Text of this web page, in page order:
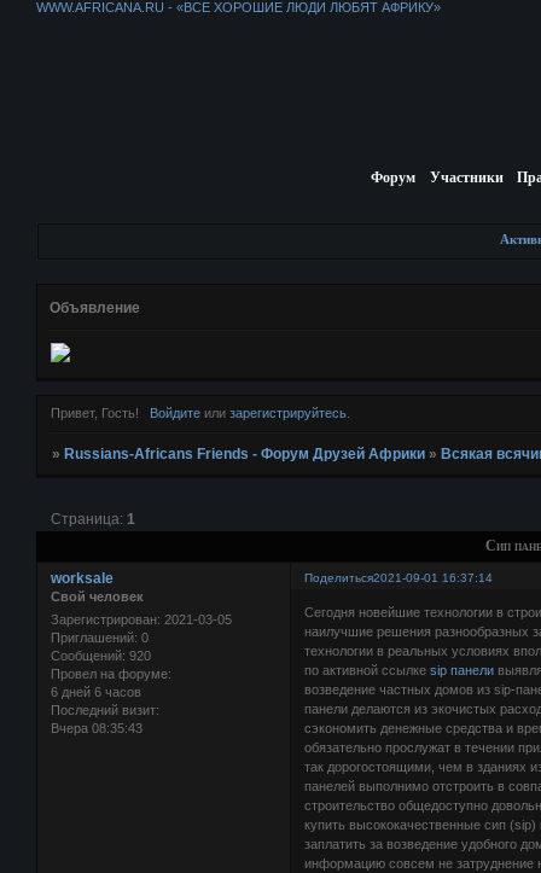
WWW.AFRICANA.RU - «ВСЕ ХОРОШИЕ ЛЮДИ ЛЮБЯТ АФРИКУ»
Форум Участники
Объявление
Привет, Гость! Войдитеили зарегистрируйтесь.
» Russians-Africans Friends - Форум Друзей Африки » Всякая
Сип
Страница: 1
Поделиться2021-09-01 16:37:14
worksale
Свой человек
Зарегистрирован: 2021-03-05
Приглашений: 0
Сообщений: 920
Провел на форуме:
6 дней 6 часов
Последний визит:
Вчера 08:35:43
Сегодня новейшие технологии в
наилучшие решения разнообразных
технологии в реальных условиях
по активной ссылкеsip панели
возведение частных домов из sip-
панели делаются из экочистых
сэкономить денежные средства и
обязательно прослужат в течении
так дорогостоящими, чем в зданиях
панелей выполнимо отстроить в
строительство общедоступно
купить высококачественные сип
заплатить за возведение удобного
информацию совсем не затруднение